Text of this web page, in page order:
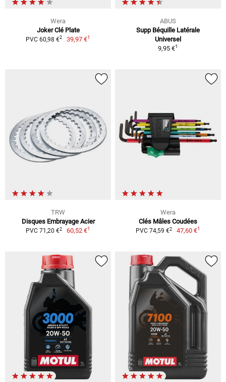
Wera
Joker Clé Plate
PVC 60,98 €2 39,97 €1
ABUS
Supp Béquille Latérale
Universel
9,95 €1
TRW
Disques Embrayage Acier
PVC 71,20 €2 60,52 €1
Wera
Clés Mâles Coudées
PVC 74,59 €2 47,60 €1